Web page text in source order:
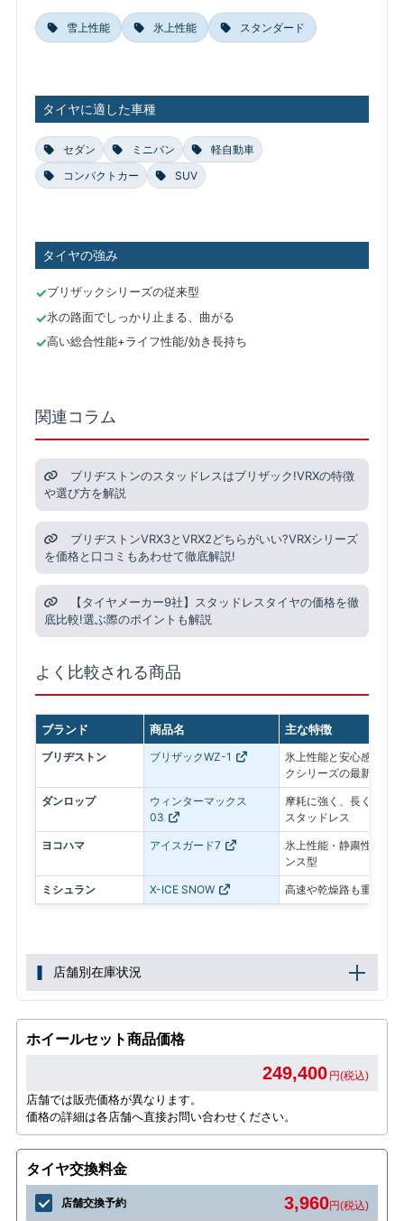
雪上性能 氷上性能 スタンダード
タイヤに適した車種
セダン ミニバン
軽自動車
コンパクトカー
SUV
タイヤの強み
ブリザックシリーズの従来型
氷の路面でしっかり止まる、曲がる
高い総合性能+ライフ性能/効き長持ち
関連コラム
ブリヂストンのスタッドレスはブリザック!VRXの特徴
や選び方を解説
ブリヂストンVRX3とVRX2どちらがいい?VRXシリーズ
を価格と口コミもあわせて徹底解説!
【タイヤメーカー9社】スタッドレスタイヤの価格を徹
底比較!選ぶ際のポイントも解説
よく比較される商品
ブランド 商品名 主な特徴
ブリヂストン ブリザックWZ-1
氷上性能と安心感を最
クシリーズの最新モデル
ダンロップ
ウィンターマックス
03
摩耗に強く、長く使い
スタッドレス
ヨコハマ アイスガード7
氷上性能・静粛性・ロ
ンス型
ミシュラン X-ICE SNOW 高速や乾燥路も重視し
店舗別在庫状況
ホイールセット商品価格
249,400 円(税込)
店舗では販売価格が異なります。
価格の詳細は各店舗へ直接お問い合わせください。
タイヤ交換料金
店舗交換予約 3,960円(税込)